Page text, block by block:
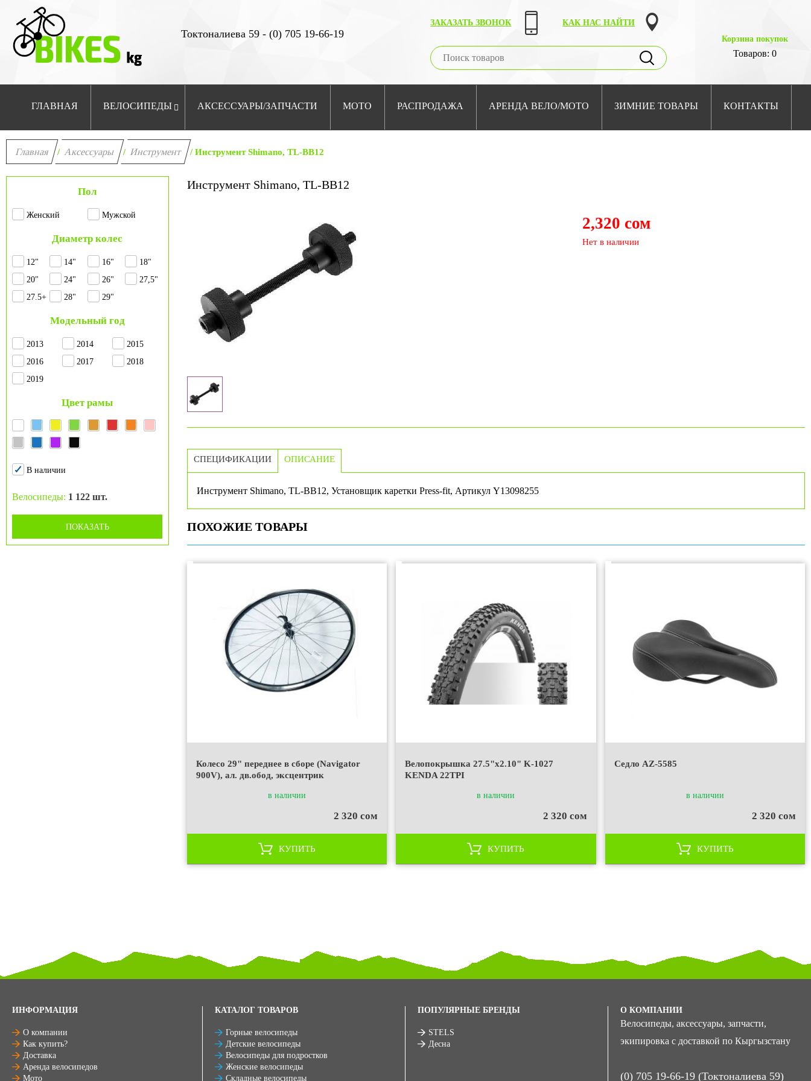
Токтоналиева 59 - (0) 705 19-66-19
ЗАКАЗАТЬ ЗВОНОК
КАК НАС НАЙТИ
Корзина покупок
Товаров: 0
ГЛАВНАЯ ВЕЛОСИПЕДЫ АКСЕССУАРЫ/ЗАПЧАСТИ МОТО РАСПРОДАЖА АРЕНДА ВЕЛО/МОТО ЗИМНИЕ ТОВАРЫ КОНТАКТЫ
Главная / Аксессуары / Инструмент / Инструмент Shimano, TL-BB12
Пол
Женский Мужской
Диаметр колес
12" 14" 16"
18"
20"
24" 26"
27,5"
27.5+
28" 29"
Модельный год
2013 2014
2015
2016
2017
2018
2019
Цвет рамы
В наличии
Велосипеды: 1 122 шт.
ПОКАЗАТЬ
Инструмент Shimano, TL-BB12
2,320 сом
Нет в наличии
СПЕЦИФИКАЦИИ ОПИСАНИЕ
Инструмент Shimano, TL-BB12, Установщик каретки Press-fit, Артикул Y13098255
ПОХОЖИЕ ТОВАРЫ
Колесо 29" переднее в сборе (Navigator
900V), ал. дв.обод, эксцентрик
в наличии
2 320 сом
КУПИТЬ
Велопокрышка 27.5"х2.10" K-1027
KENDA 22TPI
в наличии
2 320 сом
КУПИТЬ
Седло AZ-5585
в наличии
2 320 сом
КУПИТЬ
ИНФОРМАЦИЯ
О компании
Как купить?
Доставка
Аренда велосипедов
Мото
КАТАЛОГ ТОВАРОВ
Горные велосипеды
Детские велосипеды
Велосипеды для подростков
Женские велосипеды
Складные велосипеды
ПОПУЛЯРНЫЕ БРЕНДЫ
STELS
Десна
О КОМПАНИИ
Велосипеды, аксессуары, запчасти,
экипировка с доставкой по Кыргызстану
(0) 705 19-66-19 (Токтоналиева 59)